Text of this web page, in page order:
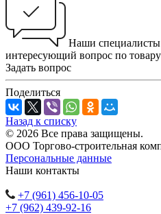
Наши специалисты
интересующий вопрос по товару
Задать вопрос
Поделиться
Назад к списку
© 2026 Все права защищены.
ООО Торгово-строительная
Персональные данные
Наши контакты
+7 (961) 456-10-05
+7 (962) 439-92-16